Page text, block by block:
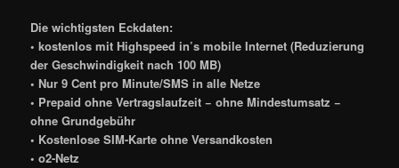
Die wichtigsten Eckdaten:
• kostenlos mit Highspeed in’s mobile Internet (Reduzierung
der Geschwindigkeit nach 100 MB)
• Nur 9 Cent pro Minute/SMS in alle Netze
• Prepaid ohne Vertragslaufzeit − ohne Mindestumsatz −
ohne Grundgebühr
• Kostenlose SIM-Karte ohne Versandkosten
• o2-Netz